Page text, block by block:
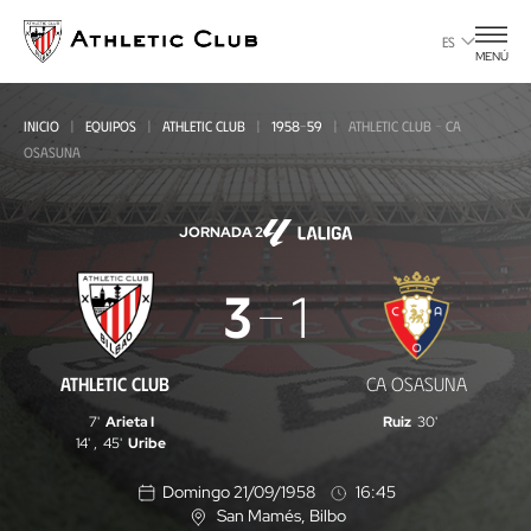
contenido
principal
ES
MENÚ
INICIO EQUIPOS ATHLETIC CLUB 1958-59
ATHLETIC CLUB - CA
OSASUNA
JORNADA 2
Athletic
Club
-
Osasuna
ATHLETIC CLUB
3 1
CA OSASUNA
7' Arieta I
14' , 45' Uribe
Ruiz 30'
Domingo 21/09/1958
16:45
U
San Mamés, Bilbo